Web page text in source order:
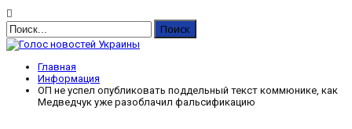
Главная
Информация
ОП не успел опубликовать поддельный текст коммюнике, как
Медведчук уже разоблачил фальсификацию